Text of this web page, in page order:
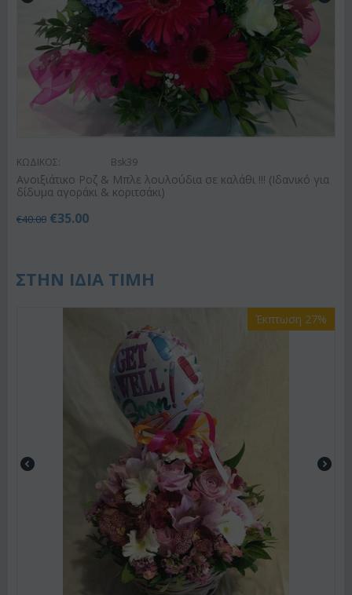
ΚΩΔΙΚΟΣ: Bsk39
Ανοιξιάτικο Ροζ & Μπλε λουλούδια σε καλάθι !!! (Ιδανικό για
δίδυμα αγοράκι & κοριτσάκι)
€40.00 €35.00
ΣΤΗΝ ΙΔΙΑ ΤΙΜΗ
Έκπτωση 27%